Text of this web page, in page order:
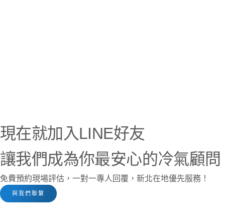
現在就加入LINE好友
讓我們成為你最安心的冷氣顧問
免費預約現場評估，一對一專人回覆，新北在地優先服務！
與我們聯繫